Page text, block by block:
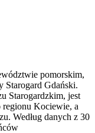
pomorskim,
Starogard Gdański.
Starogardzkim, jest
regionu Kociewie, a
Według danych z 30